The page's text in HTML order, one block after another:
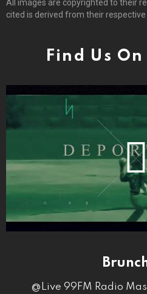
All images are copyrighted to their
cited is derived from their respective
Find Us
@Live 99FM Radio